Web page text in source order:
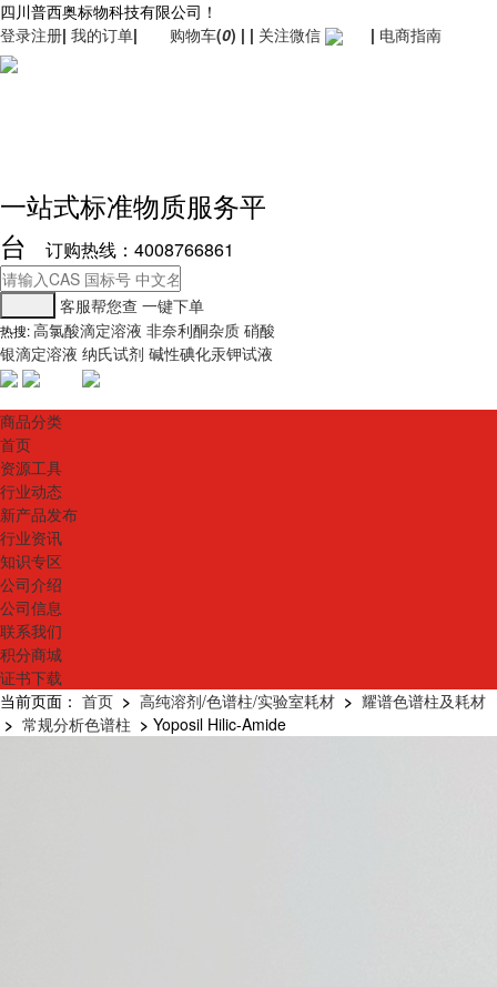
四川普西奥标物科技有限公司！
登录注册| 我的订单| 购物车(0) | | 关注微信 | 电商指南
一站式标准物质服务平
台
订购热线：4008766861
客服帮您查 一键下单
热搜:高氯酸滴定溶液 非奈利酮杂质 硝酸
银滴定溶液 纳氏试剂 碱性碘化汞钾试液
商品分类
首页
资源工具
行业动态
新产品发布
行业资讯
知识专区
公司介绍
公司信息
联系我们
积分商城
证书下载
当前页面： 首页 > 高纯溶剂/色谱柱/实验室耗材 > 耀谱色谱柱及耗材
> 常规分析色谱柱 > Yoposil Hilic-Amide